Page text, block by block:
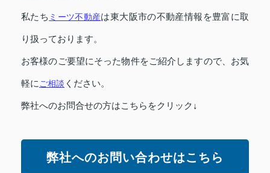
私たち ミーツ不動産は東大阪市の不動産情報を豊富に取
り扱っております。
お客様のご要望にそった物件をご紹介しますので、お気
軽に ご相談 ください。
弊社へのお問合せの方はこちらをクリック↓
弊社へのお問い合わせはこちら